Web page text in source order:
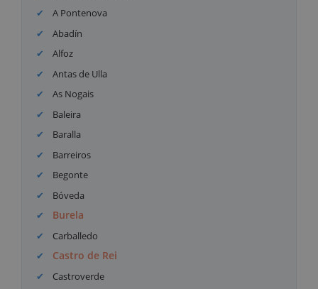
A Pontenova
Abadín
Alfoz
Antas de Ulla
As Nogais
Baleira
Baralla
Barreiros
Begonte
Bóveda
Burela
Carballedo
Castro de Rei
Castroverde